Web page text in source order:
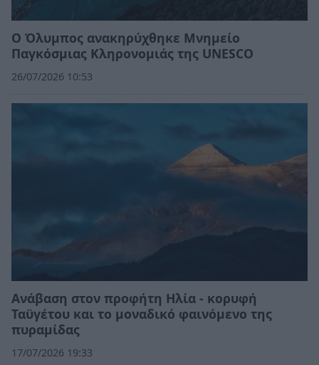
Ο Όλυμπος ανακηρύχθηκε Μνημείο
Παγκόσμιας Κληρονομιάς της UNESCO
26/07/2026 10:53
Ανάβαση στον προφήτη Ηλία - κορυφή
Ταϋγέτου και το μοναδικό φαινόμενο της
πυραμίδας
17/07/2026 19:33